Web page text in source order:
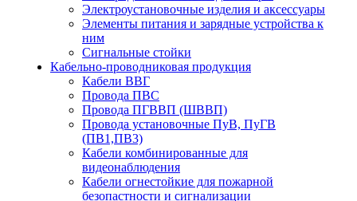
Электроустановочные изделия и аксессуары
Элементы питания и зарядные устройства к
ним
Сигнальные стойки
Кабельно-проводниковая продукция
Кабели ВВГ
Провода ПВС
Провода ПГВВП (ШВВП)
Провода установочные ПуВ, ПуГВ
(ПВ1,ПВ3)
Кабели комбинированные для
видеонаблюдения
Кабели огнестойкие для пожарной
безопастности и сигнализации